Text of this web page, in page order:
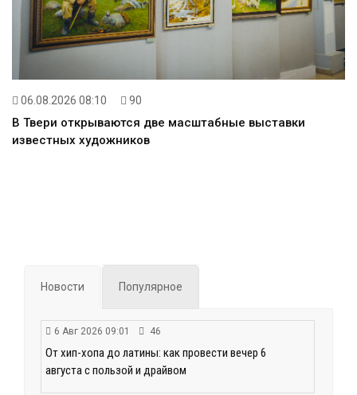
06.08.2026 08:10 90
В Твери открываются две масштабные выставки
известных художников
Новости Популярное
6 Авг 2026 09:01 46
От хип-хопа до латины: как провести вечер 6
августа с пользой и драйвом